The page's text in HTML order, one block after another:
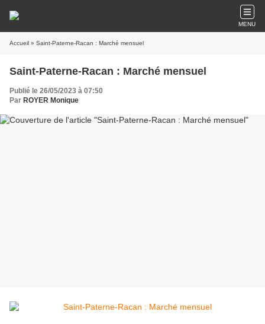
MENU
Accueil » Saint-Paterne-Racan : Marché mensuel
Saint-Paterne-Racan : Marché mensuel
Publié le 26/05/2023 à 07:50
Par ROYER Monique